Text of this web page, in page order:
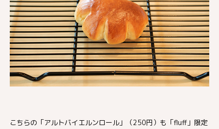
こちらの「アルトバイエルンロール」（250円）も「fluff」限定